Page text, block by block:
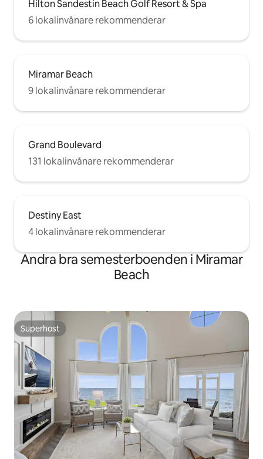
Hilton Sandestin Beach Golf Resort & Spa
6 lokalinvånare rekommenderar
Miramar Beach
9 lokalinvånare rekommenderar
Grand Boulevard
131 lokalinvånare rekommenderar
Destiny East
4 lokalinvånare rekommenderar
Andra bra semesterboenden i Miramar
Beach
Superhost
Superhost